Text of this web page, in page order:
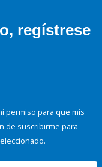
regístrese
permiso para que mis
de suscribirme para